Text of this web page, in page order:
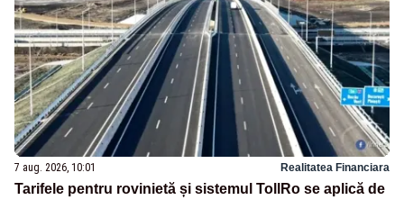
7 aug. 2026, 10:01 Realitatea Financiara
Tarifele pentru rovinietă și sistemul TollRo se aplică de